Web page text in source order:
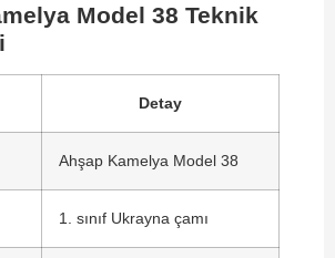
Model 38 Teknik
Detay
Ahşap Kamelya Model 38
1. sınıf Ukrayna çamı